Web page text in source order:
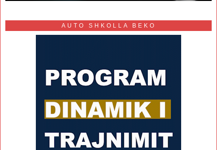
AUTO SHKOLLA BEKO